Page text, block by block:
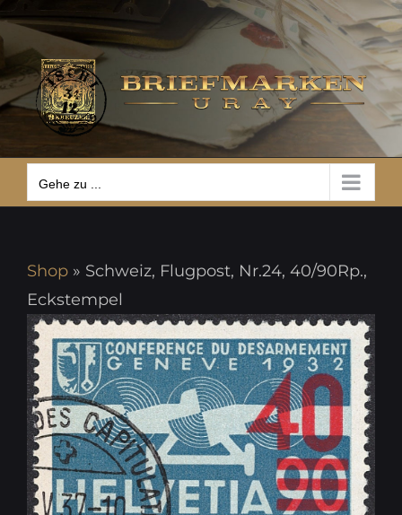
Zum
Inhalt
springen
Gehe zu ...
Gehe zu ...
Shop » Schweiz, Flugpost, Nr.24, 40/90Rp.,
Eckstempel